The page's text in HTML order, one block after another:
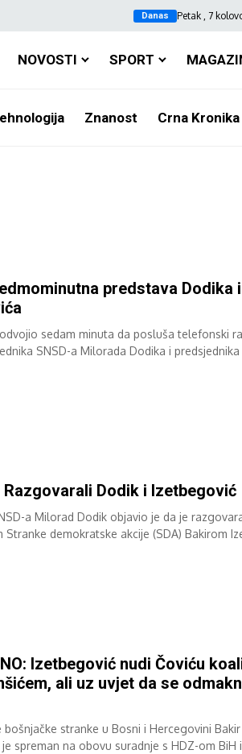
Danas Petak , 7
NOVOSTI SPORT
Znanost Crna Kronika
predstava Dodika i
sedam minuta da posluša telefonski
SNSD-a Milorada Dodika i
Razgovarali Dodik i Izetbegović
a Milorad Dodik objavio je da je
Stranke demokratske akcije (SDA) Bakirom
Izetbegović nudi Čoviću
ali uz uvjet da se
bošnjačke stranke u Bosni i Hercegovini
spreman na obovu suradnje s HDZ-om BiH